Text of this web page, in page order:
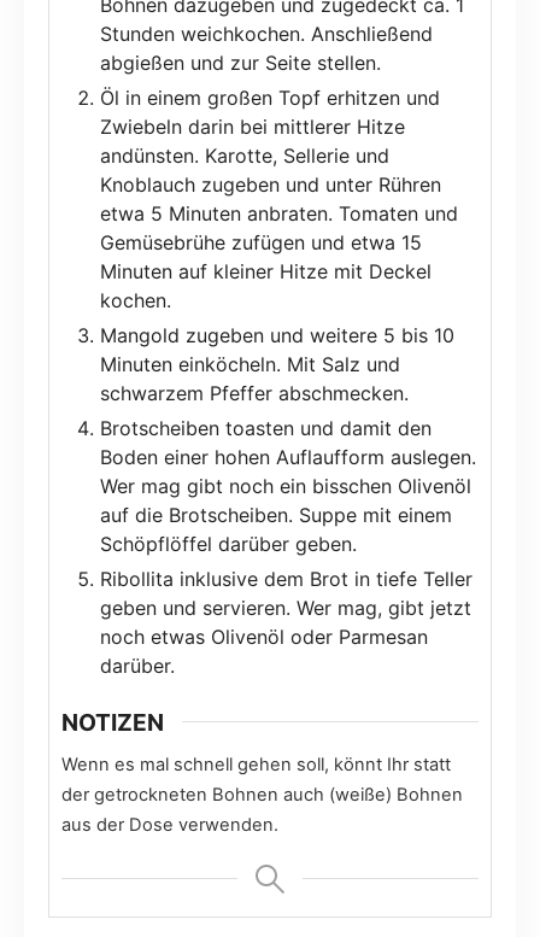
Stunden weichkochen. Anschließend
abgießen und zur Seite stellen.
Öl in einem großen Topf erhitzen und
Zwiebeln darin bei mittlerer Hitze
andünsten. Karotte, Sellerie und
Knoblauch zugeben und unter Rühren
etwa 5 Minuten anbraten. Tomaten und
Gemüsebrühe zufügen und etwa 15
Minuten auf kleiner Hitze mit Deckel
kochen.
Mangold zugeben und weitere 5 bis 10
Minuten einköcheln. Mit Salz und
schwarzem Pfeffer abschmecken.
Brotscheiben toasten und damit den
Boden einer hohen Auflaufform auslegen.
Wer mag gibt noch ein bisschen Olivenöl
auf die Brotscheiben. Suppe mit einem
Schöpflöffel darüber geben.
Ribollita inklusive dem Brot in tiefe Teller
geben und servieren. Wer mag, gibt jetzt
noch etwas Olivenöl oder Parmesan
darüber.
NOTIZEN
Wenn es mal schnell gehen soll, könnt Ihr statt
der getrockneten Bohnen auch (weiße) Bohnen
aus der Dose verwenden.